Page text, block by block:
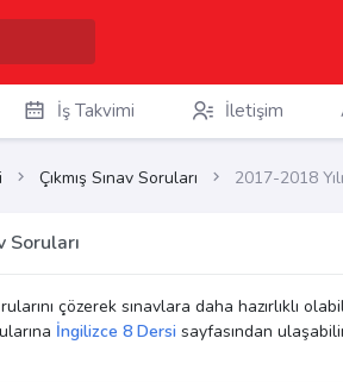
İş Takvimi İletişim
Çıkmış Sınav Soruları 2017-2018
Soruları
çözerek sınavlara daha hazırlıklı
İngilizce 8 Dersi sayfasından